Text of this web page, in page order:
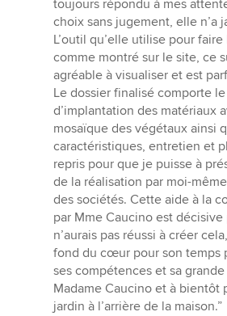
toujours répondu à mes
choix sans jugement, elle n’a
L’outil qu’elle utilise pour
comme montré sur le site, ce
agréable à visualiser et est
Le dossier finalisé comporte
d’implantation des matériaux
mosaïque des végétaux ainsi
caractéristiques, entretien et
repris pour que je puisse à
de la réalisation par moi-
des sociétés. Cette aide à la
par Mme Caucino est
n’aurais pas réussi à créer
fond du cœur pour son temps
ses compétences et sa
Madame Caucino et à bientôt
jardin à l’arrière de la maison.”